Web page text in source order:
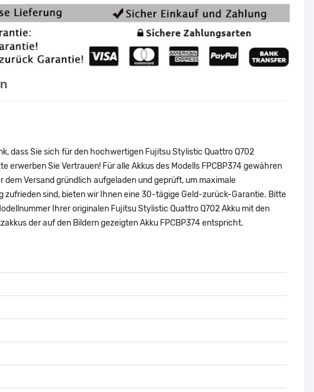
dass Sie sich für den hochwertigen Fujitsu Stylistic Quattro Q702
Sie Vertrauen! Für alle Akkus des Modells FPCBP374 gewähren
Versand gründlich aufgeladen und geprüft, um maximale
zufrieden sind, bieten wir Ihnen eine 30-tägige Geld-zurück-Garantie. Bitte
Ihrer originalen Fujitsu Stylistic Quattro Q702 Akku mit den
der auf den Bildern gezeigten Akku FPCBP374 entspricht.